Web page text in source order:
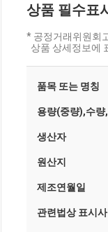
상품 필수표
* 공정거래위원회
상품 상세정보에
품목 또는 명칭
용량(중량),수량,
생산자
원산지
제조연월일
관련법상 표시